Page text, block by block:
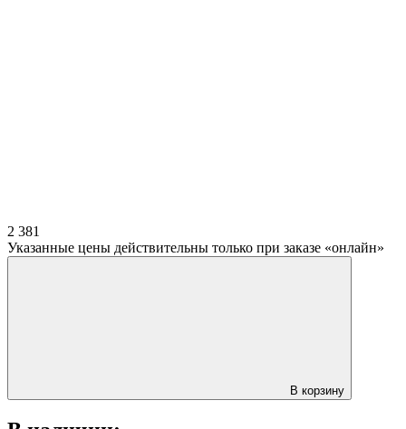
2 381
Указанные цены действительны только при заказе «онлайн»
В корзину